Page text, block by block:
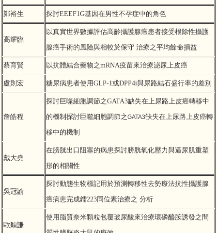
鄭裕生 探討EEEF1G基因在男性不孕症中的角色
高耀臨
以真實世界數據評估高齡攝護腺癌患者接受根除性攝護
腺癌手術的風險與相較於保守 治療之平均餘命損益
蔡育賢 以抗體結合藥物之mRNA疫苗來治療泌尿上皮癌
盧則宏 糖尿病患者使用GLP-1或DPP4i與尿路結石盛行率的差別
詹皓程
探討巨噬細胞調節之GATA3缺失在上尿路上皮癌轉移中
的機制探討巨噬細胞調節之GATA3缺失在上尿路上皮癌轉
移中的機制
戴大堯
在膀胱出口阻塞的病患探討膀胱氧化壓力與逼尿肌重塑
形的相關性
吳冠諭
探討動態生物標記用於預測轉移性去勢療法抗性攝護腺
癌病患完成鐳223同位素治療之 分析
歐穎謙
使用脂質奈米顆粒包覆玻尿酸來治療環磷醯胺誘發之間